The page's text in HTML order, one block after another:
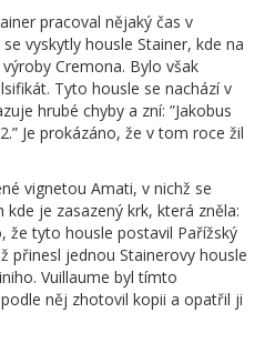
pracoval nějaký čas v
vyskytly housle Stainer, kde na
Cremona. Bylo však
Tyto housle se nachází v
hrubé chyby a zní: ”Jakobus
Je prokázáno, že v tom roce žil
vignetou Amati, v nichž se
je zasazený krk, která zněla:
že tyto housle postavil Pařížský
přinesl jednou Stainerovy housle
Vuillaume byl tímto
něj zhotovil kopii a opatřil ji